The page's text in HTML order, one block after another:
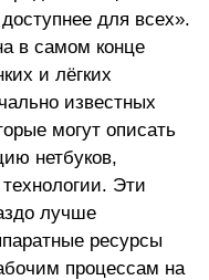
для всех».
в самом конце
и лёгких
известных
могут описать
нетбуков,
Эти
лучше
ресурсы
процессам на